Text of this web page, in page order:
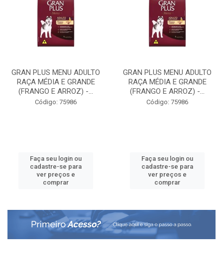
GRAN PLUS MENU ADULTO
RAÇA MÉDIA E GRANDE
(FRANGO E ARROZ) -...
Código: 75986
Faça seu login ou
cadastre-se para
ver preços e
comprar
GRAN PLUS MENU ADULTO
RAÇA MÉDIA E GRANDE
(FRANGO E ARROZ) -...
Código: 75986
Faça seu login ou
cadastre-se para
ver preços e
comprar